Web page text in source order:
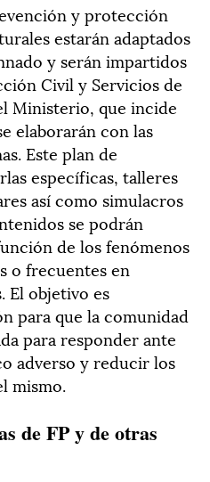
y protección
estarán adaptados
y serán impartidos
Civil y Servicios de
Ministerio, que incide
elaborarán con las
Este plan de
específicas, talleres
así como simulacros
se podrán
de los fenómenos
o frecuentes en
El objetivo es
para que la comunidad
para responder ante
adverso y reducir los
mismo.
de FP y de otras